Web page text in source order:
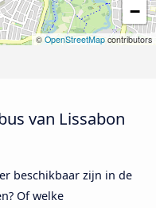
−
©OpenStreetMapcontributors
van Lissabon
beschikbaar zijn in de
Of welke